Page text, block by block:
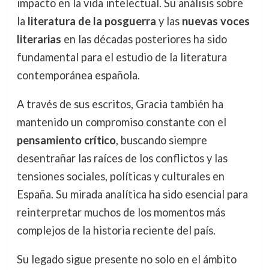
impacto en la vida intelectual. Su análisis sobre
la literatura de la posguerra y las nuevas voces
literarias en las décadas posteriores ha sido
fundamental para el estudio de la literatura
contemporánea española.
A través de sus escritos, Gracia también ha
mantenido un compromiso constante con el
pensamiento crítico, buscando siempre
desentrañar las raíces de los conflictos y las
tensiones sociales, políticas y culturales en
España. Su mirada analítica ha sido esencial para
reinterpretar muchos de los momentos más
complejos de la historia reciente del país.
Su legado sigue presente no solo en el ámbito